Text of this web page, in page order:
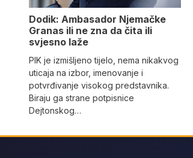
Dodik: Ambasador Njemačke
Granas ili ne zna da čita ili
svjesno laže
PIK je izmišljeno tijelo, nema nikakvog
uticaja na izbor, imenovanje i
potvrđivanje visokog predstavnika.
Biraju ga strane potpisnice
Dejtonskog…